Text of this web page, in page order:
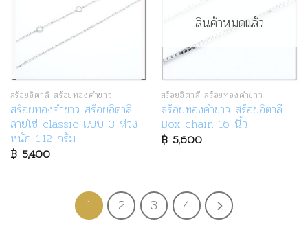
สร้อยอิตาลี สร้อยทองคำขาว
สร้อยทองคำขาว สร้อยอิตาลี
ลายโซ่ classic แบบ 3 ห่วง
หนัก 1.12 กรัม
฿5,400
สินค้าหมดแล้ว
สร้อยอิตาลี สร้อยทองคำขาว
สร้อยทองคำขาว สร้อยอิตาลี
Box chain 16 นิ้ว
฿5,600
1 2 3 4